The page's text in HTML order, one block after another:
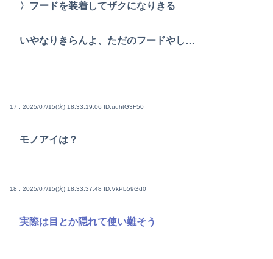
〉フードを装着してザクになりきる
いやなりきらんよ、ただのフードやし…
17 : 2025/07/15(火) 18:33:19.06 ID:uuhtG3F50
モノアイは？
18 : 2025/07/15(火) 18:33:37.48 ID:VkPb59Gd0
実際は目とか隠れて使い難そう